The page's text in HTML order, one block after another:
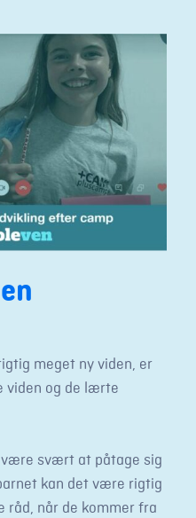
meget ny viden, er
viden og de lærte
svært at påtage sig
kan det være rigtig
når de kommer fra